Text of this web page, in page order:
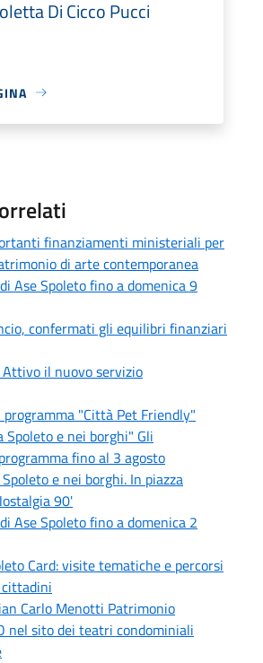
Di Cicco Pucci
finanziamenti ministeriali per
di arte contemporanea
Ase Spoleto fino a domenica 9
confermati gli equilibri finanziari
Attivo il nuovo servizio
"Città Pet Friendly"
Spoleto e nei borghi" Gli
fino al 3 agosto
e nei borghi. In piazza
90'
Ase Spoleto fino a domenica 2
Card: visite tematiche e percorsi
Carlo Menotti Patrimonio
nel sito dei teatri condominiali